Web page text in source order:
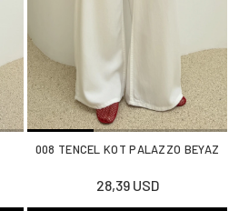
008 TENCEL KOT PALAZZO BEYAZ
28,39 USD